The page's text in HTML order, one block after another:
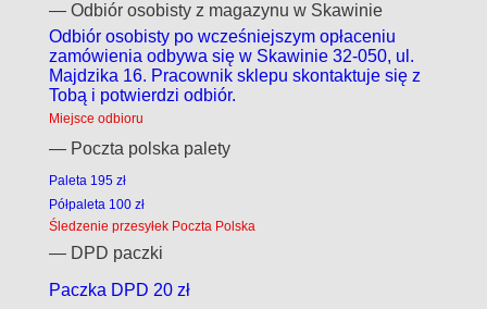
— Odbiór osobisty z magazynu w Skawinie
Odbiór osobisty po wcześniejszym opłaceniu
zamówienia odbywa się w Skawinie 32-050, ul.
Majdzika 16. Pracownik sklepu skontaktuje się z
Tobą i potwierdzi odbiór.
Miejsce odbioru
— Poczta polska palety
Paleta 195 zł
Półpaleta 100 zł
Śledzenie przesyłek Poczta Polska
— DPD paczki
Paczka DPD 20 zł